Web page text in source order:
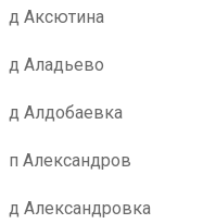
д Аксютина
д Аладьево
д Алдобаевка
п Александров
д Александровка